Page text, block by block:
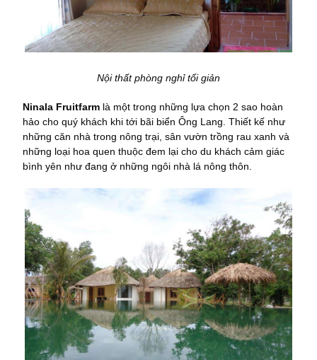
Nội thất phòng nghỉ tối giản
Ninala Fruitfarm là một trong những lựa chọn 2 sao hoàn
hảo cho quý khách khi tới bãi biển Ông Lang. Thiết kế như
những căn nhà trong nông trại, sân vườn trồng rau xanh và
những loại hoa quen thuộc đem lại cho du khách cảm giác
bình yên như đang ở những ngôi nhà lá nông thôn.